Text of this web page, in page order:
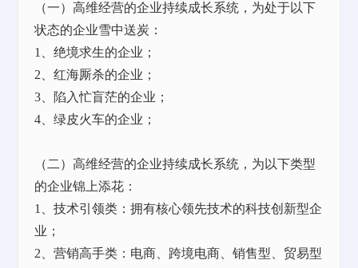
（一）高维经营的企业持续成长系统，为处于以下
状态的企业雪中送炭：
1、绝境求生的企业；
2、红海厮杀的企业；
3、陷入忙盲茫的企业；
4、绿皮火车的企业；
（二）高维经营的企业持续成长系统，为以下类型
的企业锦上添花：
1、技术引领类：拥有核心领先技术的科技创新型企
业；
2、营销高手类：电商、跨境电商、销售型、贸易型